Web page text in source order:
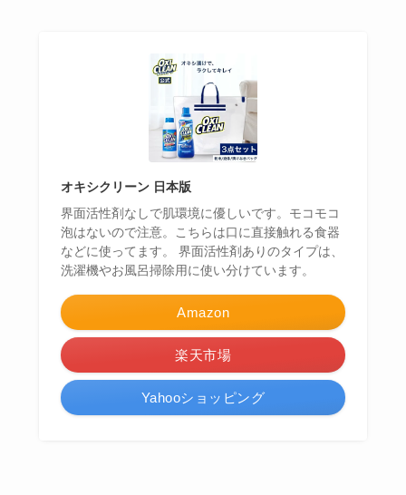
オキシクリーン 日本版
界面活性剤なしで肌環境に優しいです。モコモコ
泡はないので注意。こちらは口に直接触れる食器
などに使ってます。 界面活性剤ありのタイプは、
洗濯機やお風呂掃除用に使い分けています。
Amazon
楽天市場
Yahooショッピング